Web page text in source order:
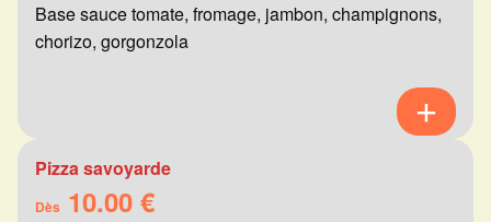
Base sauce tomate, fromage, jambon, champignons,
chorizo, gorgonzola
Pizza savoyarde
Dès 10.00 €